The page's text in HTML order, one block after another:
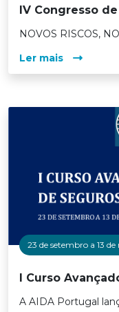
IV Congresso
NOVOS RISCOS,
Ler mais
23 de setembro a 13
I Curso
A AIDA Portugal